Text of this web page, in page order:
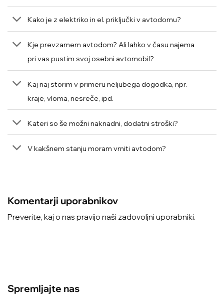
Kako je z elektriko in el. priključki v avtodomu?
Kje prevzamem avtodom? Ali lahko v času najema
pri vas pustim svoj osebni avtomobil?
Kaj naj storim v primeru neljubega dogodka, npr.
kraje, vloma, nesreče, ipd.
Kateri so še možni naknadni, dodatni stroški?
V kakšnem stanju moram vrniti avtodom?
Komentarji uporabnikov
Preverite, kaj o nas pravijo naši zadovoljni uporabniki.
Spremljajte nas